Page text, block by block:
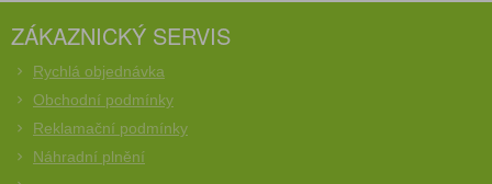
ZÁKAZNICKÝ SERVIS
Rychlá objednávka
Obchodní podmínky
Reklamační podmínky
Náhradní plnění